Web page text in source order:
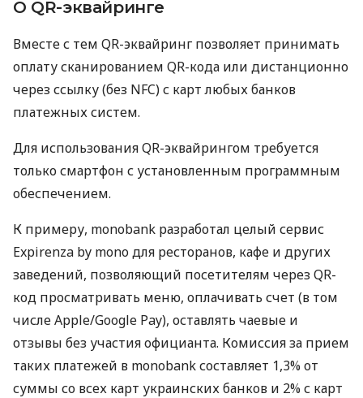
О QR-эквайринге
Вместе с тем QR-эквайринг позволяет принимать
оплату сканированием QR-кода или дистанционно
через ссылку (без NFC) с карт любых банков
платежных систем.
Для использования QR-эквайрингом требуется
только смартфон с установленным программным
обеспечением.
К примеру, monobank разработал целый сервис
Expirenza by mono для ресторанов, кафе и других
заведений, позволяющий посетителям через QR-
код просматривать меню, оплачивать счет (в том
числе Apple/Google Pay), оставлять чаевые и
отзывы без участия официанта. Комиссия за прием
таких платежей в monobank составляет 1,3% от
суммы со всех карт украинских банков и 2% с карт